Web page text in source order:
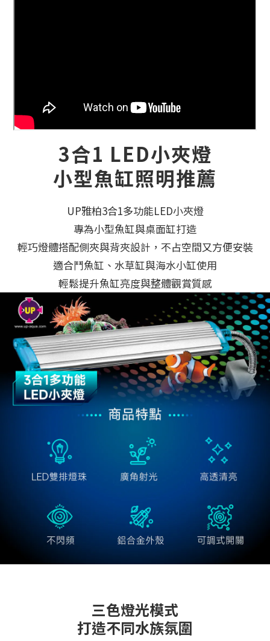
3合1 LED小夾燈
小型魚缸照明推薦
UP雅柏3合1多功能LED小夾燈
專為小型魚缸與桌面缸打造
輕巧燈體搭配側夾與背夾設計，不占空間又方便安裝
適合鬥魚缸、水草缸與海水小缸使用
輕鬆提升魚缸亮度與整體觀賞質感
三色燈光模式
打造不同水族氛圍